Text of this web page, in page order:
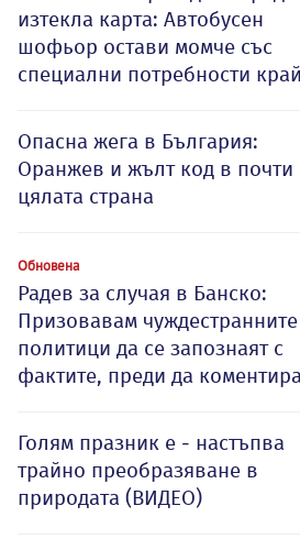
изтекла карта: Автобусен
шофьор остави момче със
специални потребности
Опасна жега в България:
Оранжев и жълт код в почти
цялата страна
Обновена
Радев за случая в Банско:
Призовавам чуждестранните
политици да се запознаят с
фактите, преди да
Голям празник е - настъпва
трайно преобразяване в
природата (ВИДЕО)